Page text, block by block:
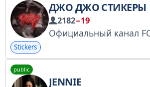
ДЖО ДЖО СТИКЕРЫ |
2182−19
Stickers
public
JENNIE